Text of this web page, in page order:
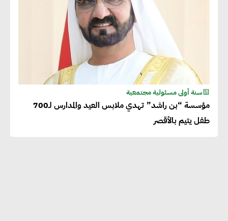
سنة أولى مسئولية مجتمعية
مؤسسة “بن راشد” تهدي ملابس العيد والمدارس لـ700
طفل يتيم بالأقصر